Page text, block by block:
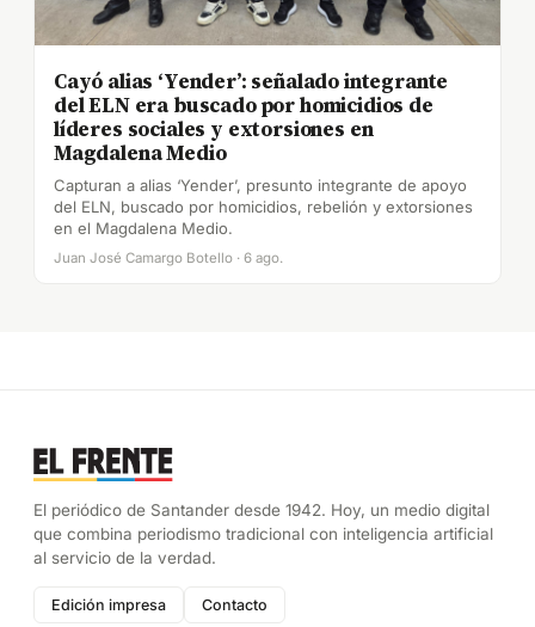
Cayó alias ‘Yender’: señalado integrante
del ELN era buscado por homicidios de
líderes sociales y extorsiones en
Magdalena Medio
Capturan a alias ‘Yender’, presunto integrante de apoyo
del ELN, buscado por homicidios, rebelión y extorsiones
en el Magdalena Medio.
Juan José Camargo Botello · 6 ago.
El periódico de Santander desde 1942. Hoy, un medio digital
que combina periodismo tradicional con inteligencia artificial
al servicio de la verdad.
Edición impresa Contacto